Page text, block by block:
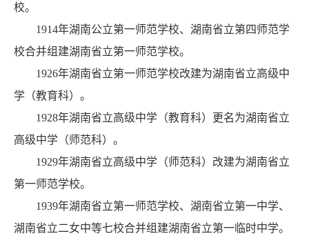
校。
1914年湖南公立第一师范学校、湖南省立第四师范学
校合并组建湖南省立第一师范学校。
1926年湖南省立第一师范学校改建为湖南省立高级中
学（教育科）。
1928年湖南省立高级中学（教育科）更名为湖南省立
高级中学（师范科）。
1929年湖南省立高级中学（师范科）改建为湖南省立
第一师范学校。
1939年湖南省立第一师范学校、湖南省立第一中学、
湖南省立二女中等七校合并组建湖南省立第一临时中学。